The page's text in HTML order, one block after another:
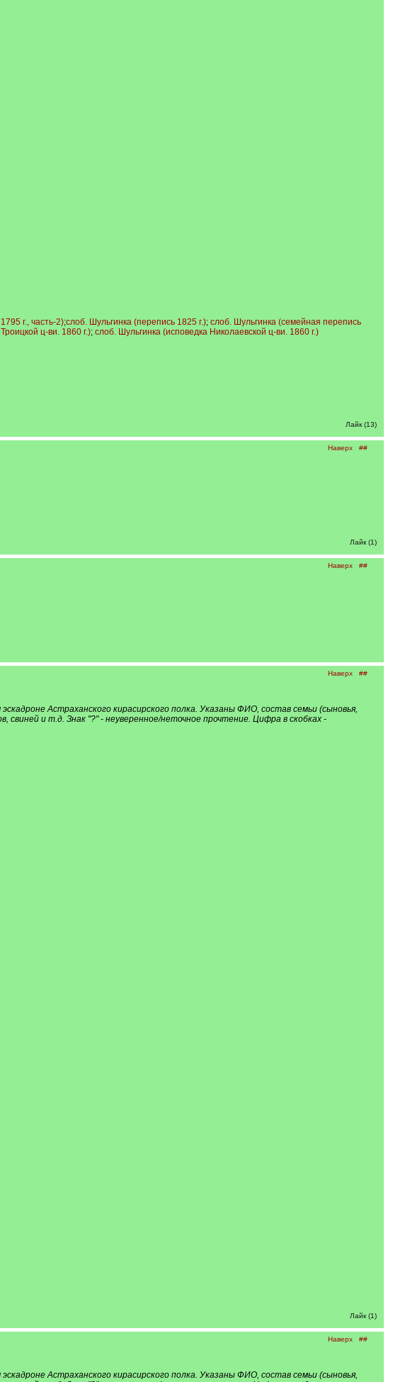
г., часть-2);слоб. Шульгинка (перепись 1825 г.); слоб. Шульгинка (семейная перепись
ц-ви. 1860 г.); слоб. Шульгинка (исповедка Николаевской ц-ви. 1860 г.)
Лайк (13)
Наверх ##
Лайк (1)
Наверх ##
Наверх ##
Астраханского кирасирского полка. Указаны ФИО, состав семьи (сыновья,
и т.д. Знак "?" - неуверенное/неточное прочтение. Цифра в скобках -
Лайк (1)
Наверх ##
Астраханского кирасирского полка. Указаны ФИО, состав семьи (сыновья,